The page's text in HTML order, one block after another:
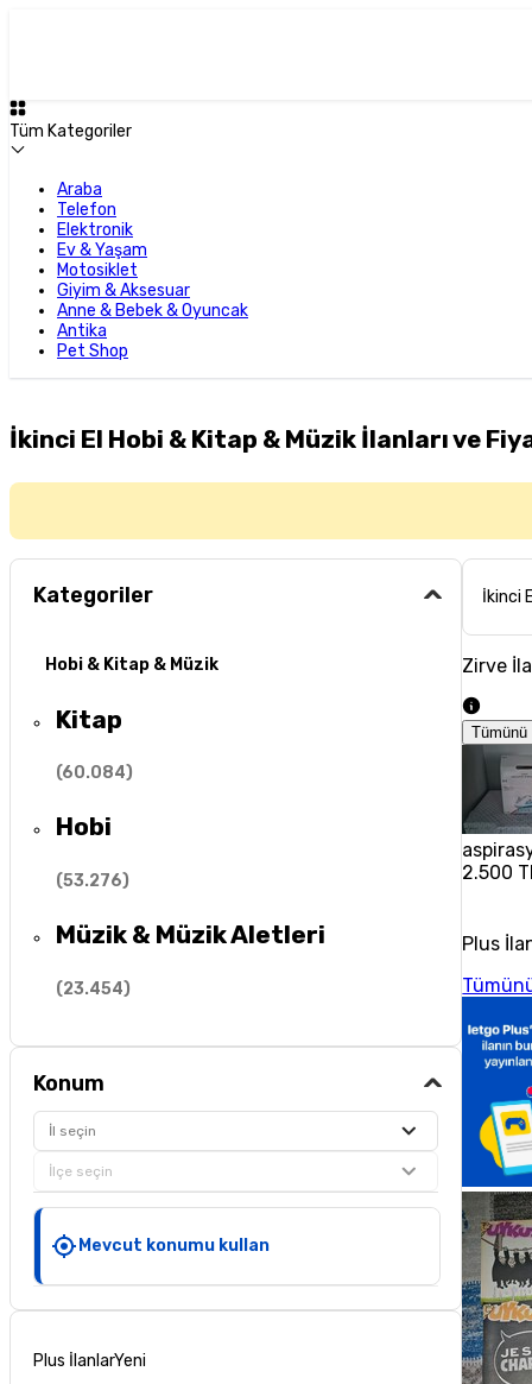
Tüm Kategoriler
Araba
Telefon
Elektronik
Ev & Yaşam
Motosiklet
Giyim & Aksesuar
Anne & Bebek & Oyuncak
Antika
Pet Shop
İkinci El Hobi & Kitap & Müzik İlanları ve
Kategoriler
Hobi & Kitap & Müzik
Kitap
(60.084)
Hobi
(53.276)
Müzik & Müzik Aletleri
(23.454)
Konum
İl seçin
İlçe seçin
Mevcut konumu kullan
Plus İlanlarYeni
İkinci
Zirve
Tümünü
2.500
Plus